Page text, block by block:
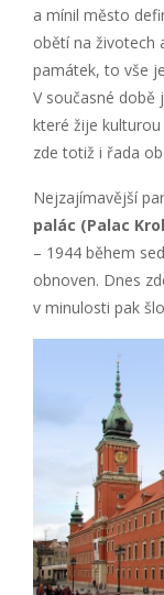
a mínil město
obětí na životech
památek, to vše
V současné době
které žije
zde totiž i řada
Nejzajímavější
palác (Palac
– 1944 během
obnoven. Dnes
v minulosti pak